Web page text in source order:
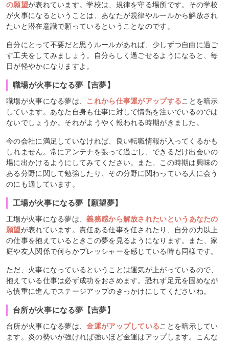
の願望が表れています。学校は、規律を守る場所です。その学校
が火事になるということは、あなたが規律やルールから解放され
たいと潜在意識で願っているということなのです。
自分にとって不要だと思うルールがあれば、少しずつ自由に過ご
す工夫をしてみましょう。自分らしく過ごせるようになると、毎
日が軽やかになりますよ。
職場が火事になる夢【吉夢】
職場が火事になる夢は、 これから仕事運がアップすることを暗示
しています。あなた自身も仕事に対して情熱を注いでいるのでは
ないでしょうか。それがようやく報われる時期がきました。
今の会社に満足していなければ、良い転職情報が入ってくるかも
しれません。常にアンテナを張って過ごし、できるだけ出会いの
場に出かけるようにしてみてください。また、この時期は興味の
ある分野に関して勉強したり、その分野に関わっている人に会う
のにも適しています。
工場が火事になる夢【願望夢】
工場が火事になる夢は、義務感から解放されたいというあなたの
願望が表れています。責任ある仕事を任されたり、自分の力以上
の仕事を抱えているときこの夢を見るようになります。また、家
庭や友人関係で何らかプレッシャーを感じている時も同様です。
ただ、火事になっているということは運気が上がっているので、
抱えている仕事は必ず成功をおさめます。恐れず足元を固めなが
ら慎重に進んでステージアップのきっかけにしてくださいね。
台所が火事になる夢【吉夢】
台所が火事になる夢は、金運がアップしていることを暗示してい
ます。炎の勢いが強ければ強いほど金運はアップします。こんな